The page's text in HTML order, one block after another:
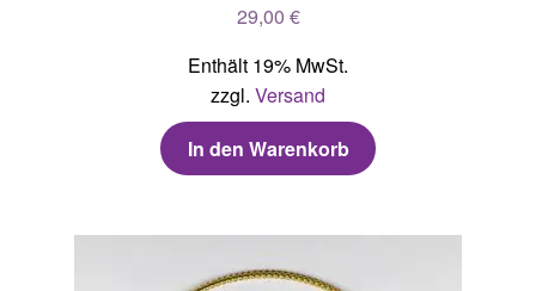
29,00 €
Enthält 19% MwSt.
zzgl. Versand
In den Warenkorb